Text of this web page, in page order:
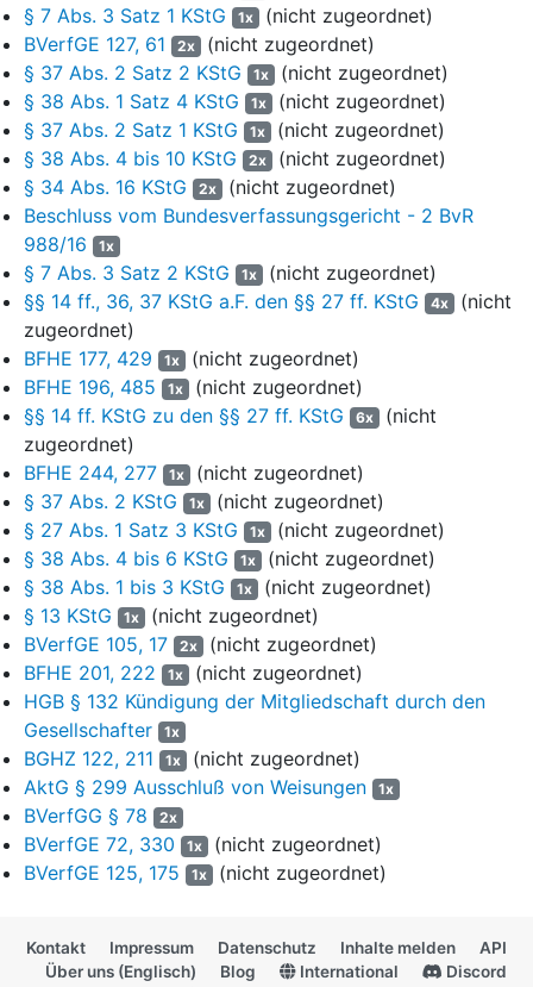
Anfangsbilanz auf den 1. Januar 1991 gemäß§ 13 Abs. 2 und 3
KStGauf die Teilwerte aufstocken, wodurch die in der
körperschaftsteuerfreien Zeit erwirtschafteten stillen Reserven
abschließend der steuerfreien Sphäre zugewiesen wurden (vgl.
Märtens, in: Gosch, KStG, 4. Aufl. 2020, § 13 Rn. 25). Der aus
der Aufstockung erzielte Bilanzgewinn unterlag nicht der
Körperschaftsteuer und wurde dementsprechend in der unter
dem körperschaftsteuerrechtlichen Anrechnungsverfahren
erforderlichen Eigenkapitalgliederung (vgl. BVerfG, Beschluss
des Zweiten Senats vom 24. November 2022 -
Rn. 6 f. - Körperschaftsteuerminderungspotenzial II) dem
sogenannten EK 02 ("sonstige Vermögensmehrungen, die der
Körperschaftsteuer nicht unterliegen" im Sinne von
Nr. 2 KStG
, zuletzt in der Fassung der Bekanntmachung des
Körperschaftsteuergesetzes 1999
vom 22. April 1999, BGBl I S.
817, im Folgenden KStG a.F.) zugeschrieben.
7
Handelsrechtlich blieben dagegen die bisherigen Buchwerte
maßgeblich, weshalb der Steuerbilanzansatz den
Handelsbilanzansatz (regelmäßig) überstieg. Da der jeweilige
Bilanzansatz Grundlage für die handelsrechtlichen und
steuerrechtlichen Abschreibungen für Abnutzungen ist, hatte der
unterschiedliche Ansatz in Handels- und Steuerbilanz auch
unterschiedliche Abschreibungen zur Folge, wodurch der
Handelsbilanzgewinn den Steuerbilanzgewinn (regelmäßig)
überstieg.
8
Bei entsprechend hohen Aufstockungsbeträgen war es sogar
möglich, dass das aus der Steuerbilanz abgeleitete
steuerliche Einkommen negativ war, während die Handelsbilanz
einen Jahresüberschuss auswies. Lag zugleich eine
Organschaft vor, so wurde dem Organträger steuerrechtlich ein
negatives Einkommen der Organgesellschaft zugerechnet,
obwohl die Organgesellschaft auf der Grundlage des
Ergebnisabführungsvertrags für dasselbe Geschäftsjahr einen
Dies erklärt, weshalb die Organschaft nach dem Wegfall der
früheren persönlichen Steuerbefreiung für ehemals
§ 7 Abs. 3 Satz 1 KStG 1x (nicht zugeordnet)
BVerfGE 127, 61
2x (nicht zugeordnet)
§ 37 Abs. 2 Satz 2 KStG
1x (nicht zugeordnet)
§ 38 Abs. 1 Satz 4 KStG
1x (nicht zugeordnet)
§ 37 Abs. 2 Satz 1 KStG
1x (nicht zugeordnet)
§ 38 Abs. 4 bis 10 KStG
2x (nicht zugeordnet)
§ 34 Abs. 16 KStG
2x (nicht zugeordnet)
Beschluss vom Bundesverfassungsgericht - 2 BvR
988/16
1x
§ 7 Abs. 3 Satz 2 KStG 1x (nicht zugeordnet)
§§ 14 ff., 36, 37 KStG a.F. den §§ 27 ff. KStG
4x (nicht
zugeordnet)
BFHE 177, 429
1x (nicht zugeordnet)
BFHE 196, 485
1x (nicht zugeordnet)
§§ 14 ff. KStG zu den §§ 27 ff. KStG
6x (nicht
zugeordnet)
BFHE 244, 277
1x (nicht zugeordnet)
§ 37 Abs. 2 KStG
1x (nicht zugeordnet)
§ 27 Abs. 1 Satz 3 KStG
1x (nicht zugeordnet)
§ 38 Abs. 4 bis 6 KStG
1x (nicht zugeordnet)
§ 38 Abs. 1 bis 3 KStG
1x (nicht zugeordnet)
§ 13 KStG
1x (nicht zugeordnet)
BVerfGE 105, 17
2x (nicht zugeordnet)
BFHE 201, 222
1x (nicht zugeordnet)
HGB § 132 Kündigung der Mitgliedschaft durch den
Gesellschafter
1x
BGHZ 122, 211 1x (nicht zugeordnet)
AktG § 299 Ausschluß von Weisungen
1x
BVerfGG § 78 2x
BVerfGE 72, 330 1x (nicht zugeordnet)
BVerfGE 125, 175
1x (nicht zugeordnet)
Kontakt Impressum Datenschutz Inhalte melden
API
Über uns (Englisch)
Blog International
Discord